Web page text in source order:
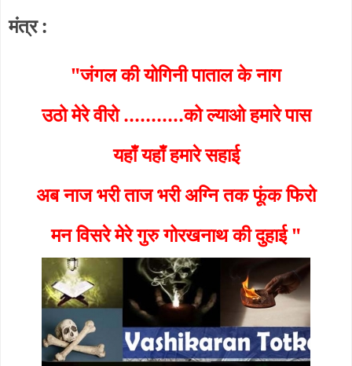
मंत्र :
"जंगल की योगिनी पाताल के नाग
उठो मेरे वीरो ...........को ल्याओ हमारे पास
यहाँ यहाँ हमारे सहाई
अब नाज भरी ताज भरी अग्नि तक फूंक फिरो
मन विसरे मेरे गुरु गोरखनाथ की दुहाई "